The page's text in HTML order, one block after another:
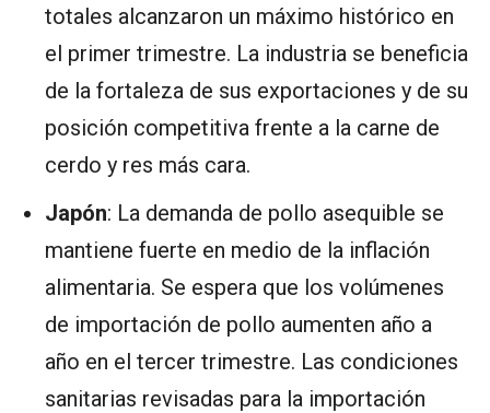
totales alcanzaron un máximo histórico en
el primer trimestre. La industria se beneficia
de la fortaleza de sus exportaciones y de su
posición competitiva frente a la carne de
cerdo y res más cara.
Japón: La demanda de pollo asequible se
mantiene fuerte en medio de la inflación
alimentaria. Se espera que los volúmenes
de importación de pollo aumenten año a
año en el tercer trimestre. Las condiciones
sanitarias revisadas para la importación